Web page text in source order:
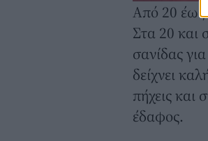
Από 20 έως
Στα 20 και
σανίδας
δείχνει
πήχεις
έδαφος.